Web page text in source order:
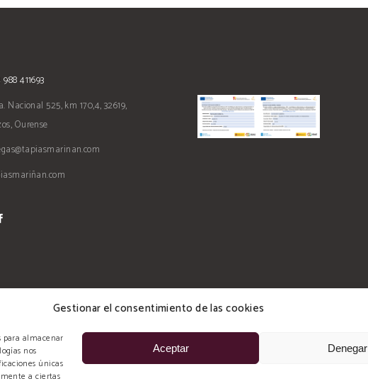
Gestionar el consentimiento de las cookies
para almacenar
nos
únicas
a ciertas
Aceptar Denegar
988 411693
Nacional 525, km 170,4, 32619,
Ourense